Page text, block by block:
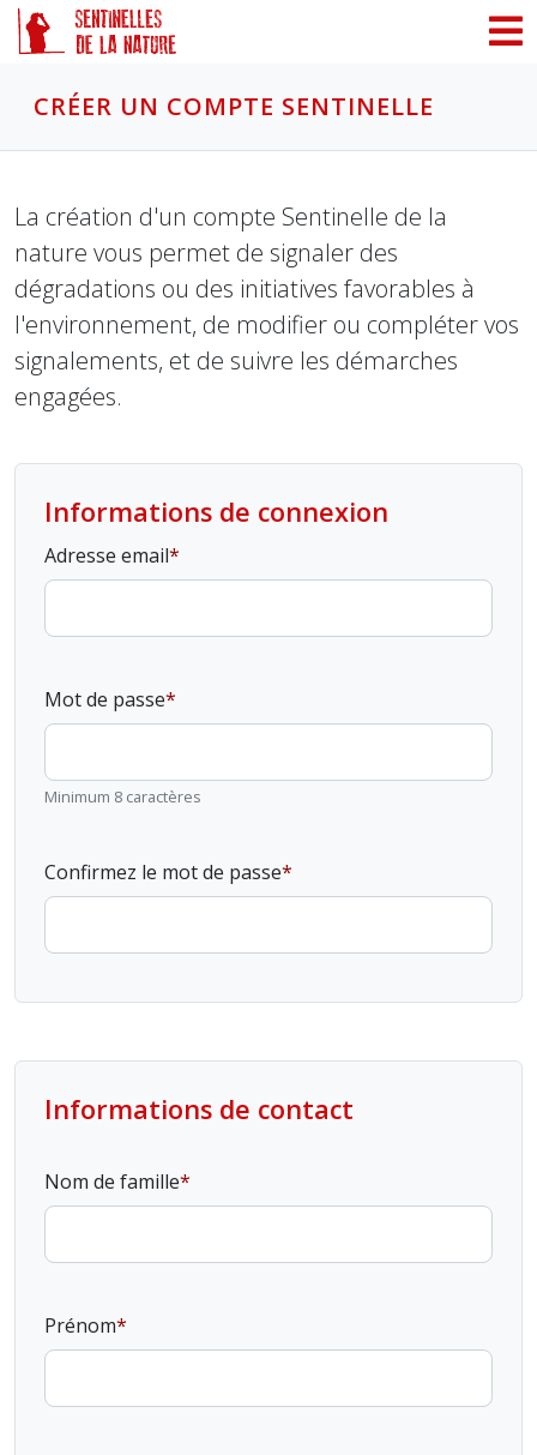
CRÉER UN COMPTE SENTINELLE
La création d'un compte Sentinelle de la
nature vous permet de signaler des
dégradations ou des initiatives favorables à
l'environnement, de modifier ou compléter vos
signalements, et de suivre les démarches
engagées.
Informations de connexion
Adresse email
Mot de passe
Minimum 8 caractères
Confirmez le mot de passe
Informations de contact
Nom de famille
Prénom
Panneau de gestion des cookies